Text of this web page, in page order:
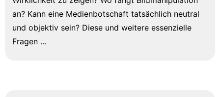
an? Kann eine Medienbotschaft tatsächlich neutral
und objektiv sein? Diese und weitere essenzielle
Fragen ...